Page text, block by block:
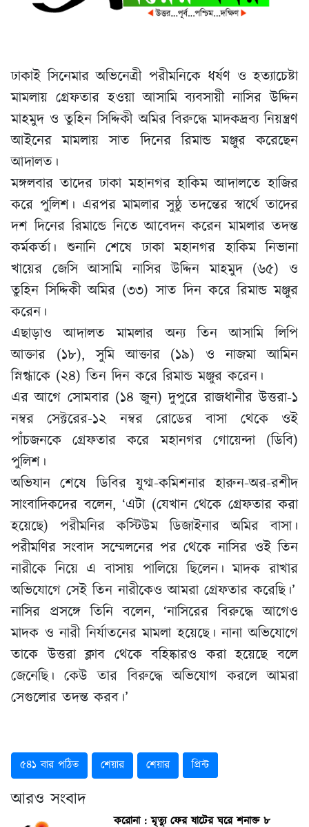
ঢাকাই সিনেমার অভিনেত্রী পরীমনিকে ধর্ষণ ও হত্যাচেষ্টা
মামলায় গ্রেফতার হওয়া আসামি ব্যবসায়ী নাসির উদ্দিন
মাহমুদ ও তুহিন সিদ্দিকী অমির বিরুদ্ধে মাদকদ্রব্য নিয়ন্ত্রণ
আইনের মামলায় সাত দিনের রিমান্ড মঞ্জুর করেছেন
আদালত।
মঙ্গলবার তাদের ঢাকা মহানগর হাকিম আদালতে হাজির
করে পুলিশ। এরপর মামলার সুষ্ঠু তদন্তের স্বার্থে তাদের
দশ দিনের রিমান্ডে নিতে আবেদন করেন মামলার তদন্ত
কর্মকর্তা। শুনানি শেষে ঢাকা মহানগর হাকিম নিভানা
খায়ের জেসি আসামি নাসির উদ্দিন মাহমুদ (৬৫) ও
তুহিন সিদ্দিকী অমির (৩৩) সাত দিন করে রিমান্ড মঞ্জুর
করেন।
এছাড়াও আদালত মামলার অন্য তিন আসামি লিপি
আক্তার (১৮), সুমি আক্তার (১৯) ও নাজমা আমিন
স্নিগ্ধাকে (২৪) তিন দিন করে রিমান্ড মঞ্জুর করেন।
এর আগে সোমবার (১৪ জুন) দুপুরে রাজধানীর উত্তরা-১
নম্বর সেক্টরের-১২ নম্বর রোডের বাসা থেকে ওই
পাঁচজনকে গ্রেফতার করে মহানগর গোয়েন্দা (ডিবি)
পুলিশ।
অভিযান শেষে ডিবির যুগ্ম-কমিশনার হারুন-অর-রশীদ
সাংবাদিকদের বলেন, ‘এটা (যেখান থেকে গ্রেফতার করা
হয়েছে) পরীমনির কস্টিউম ডিজাইনার অমির বাসা।
পরীমণির সংবাদ সম্মেলনের পর থেকে নাসির ওই তিন
নারীকে নিয়ে এ বাসায় পালিয়ে ছিলেন। মাদক রাখার
অভিযোগে সেই তিন নারীকেও আমরা গ্রেফতার করেছি।’
নাসির প্রসঙ্গে তিনি বলেন, ‘নাসিরের বিরুদ্ধে আগেও
মাদক ও নারী নির্যাতনের মামলা হয়েছে। নানা অভিযোগে
তাকে উত্তরা ক্লাব থেকে বহিষ্কারও করা হয়েছে বলে
জেনেছি। কেউ তার বিরুদ্ধে অভিযোগ করলে আমরা
সেগুলোর তদন্ত করব।’
৫৪১ বার পঠিত শেয়ার শেয়ার প্রিন্ট
আরও সংবাদ
করোনা : মৃত্যু ফের ষাটের ঘরে শনাক্ত ৮